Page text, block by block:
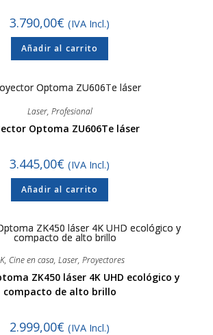
3.790,00€ (IVA Incl.)
Añadir al carrito
Laser, Profesional
Optoma ZU606Te láser
3.445,00€ (IVA Incl.)
Añadir al carrito
, Cine en casa, Laser, Proyectores
ZK450 láser 4K UHD ecológico y
compacto de alto brillo
2.999,00€ (IVA Incl.)